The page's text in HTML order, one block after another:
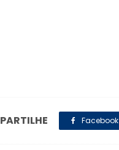
PARTILHE Facebook